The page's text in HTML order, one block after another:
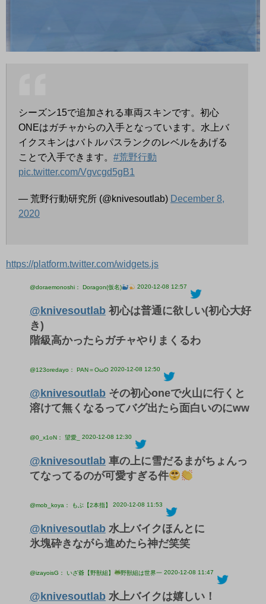
シーズン15で追加される車両スキンです。初心
ONEはガチャからの入手となっています。水上バ
イクスキンはバトルパスランクのレベルをあげる
ことで入手できます。 #荒野行動
pic.twitter.com/Vgvcgd5gB1
— 荒野行動研究所 (@knivesoutlab) December 8,
2020
https://platform.twitter.com/widgets.js
@doraemonoshi： Doragon(仮名) 2020-12-08 12:57
@knivesoutlab 初心は普通に欲しい(初心大好
き)
階級高かったらガチャやりまくるわ
@123oredayo： PAN＝OωO 2020-12-08 12:50
@knivesoutlab その初心oneで火山に行くと
溶けて無くなるってバグ出たら面白いのにww
@0_x1oN： 望愛_ 2020-12-08 12:30
@knivesoutlab 車の上に雪だるまがちょんっ
てなってるのが可愛すぎる件
@mob_koya： もぶ【2本指】 2020-12-08 11:53
@knivesoutlab 水上バイクほんとに
氷塊砕きながら進めたら神だ笑笑
@izayoisG： いざ爺【野獣組】 野獣組は世界一 2020-12-08 11:47
@knivesoutlab 水上バイクは嬉しい！